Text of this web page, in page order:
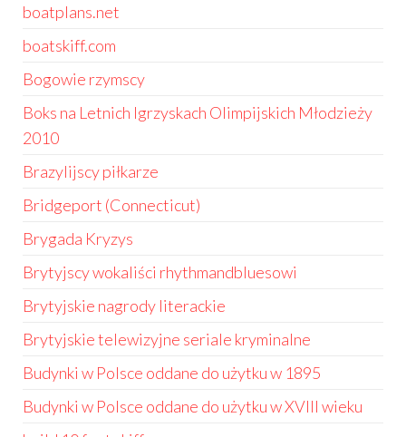
boatplans.net
boatskiff.com
Bogowie rzymscy
Boks na Letnich Igrzyskach Olimpijskich Młodzieży
2010
Brazylijscy piłkarze
Bridgeport (Connecticut)
Brygada Kryzys
Brytyjscy wokaliści rhythmandbluesowi
Brytyjskie nagrody literackie
Brytyjskie telewizyjne seriale kryminalne
Budynki w Polsce oddane do użytku w 1895
Budynki w Polsce oddane do użytku w XVIII wieku